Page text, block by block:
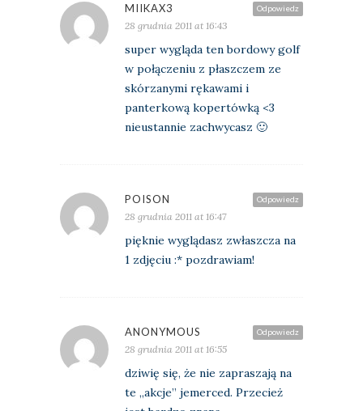
Odpowiedz
MIIKAX3
28 grudnia 2011 at 16:43
super wygląda ten bordowy golf
w połączeniu z płaszczem ze
skórzanymi rękawami i
panterkową kopertówką <3
nieustannie zachwycasz 🙂
Odpowiedz
POISON
28 grudnia 2011 at 16:47
pięknie wyglądasz zwłaszcza na
1 zdjęciu :* pozdrawiam!
Odpowiedz
ANONYMOUS
28 grudnia 2011 at 16:55
dziwię się, że nie zapraszają na
te „akcje” jemerced. Przecież